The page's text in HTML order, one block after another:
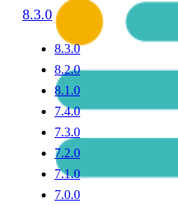
8.3.0
8.3.0
8.2.0
8.1.0
7.4.0
7.3.0
7.2.0
7.1.0
7.0.0